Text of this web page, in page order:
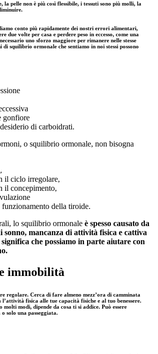
la pelle non è più così flessibile, i tessuti sono più molli, la
conto più rapidamente dei nostri errori alimentari,
due volte per casa e perdere peso in eccesso, come una
uno sforzo maggiore per rimanere nelle stesse
squilibrio ormonale che sentiamo in noi stessi possono
gonfiore
di carboidrati.
o squilibrio ormonale, non bisogna
il ciclo irregolare,
il concepimento,
della tiroide.
lo squilibrio ormonale è spesso causato da
sonno, mancanza di attività fisica e cattiva
che possiamo in parte aiutare con
immobilità
regolare. Cerca di fare almeno mezz’ora di camminata
fisica alle tue capacità fisiche e al tuo benessere.
modi, dipende da cosa ti si addice. Può essere
solo una passeggiata.